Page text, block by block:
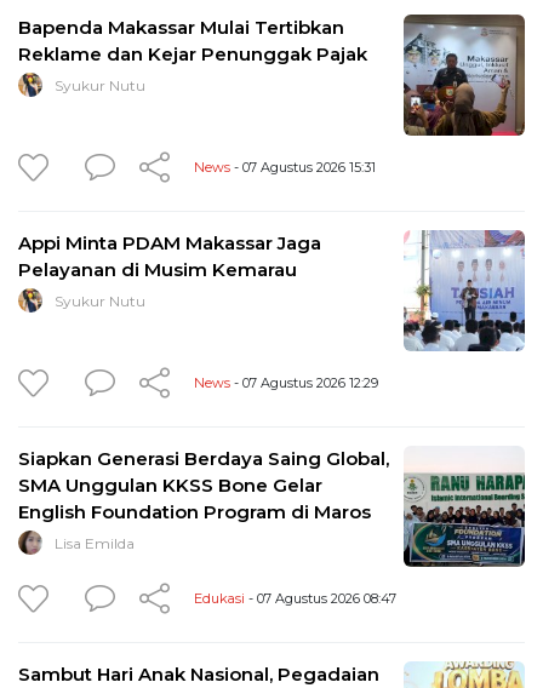
Bapenda Makassar Mulai Tertibkan
Reklame dan Kejar Penunggak Pajak
Syukur Nutu
News - 07 Agustus 2026 15:31
Appi Minta PDAM Makassar Jaga
Pelayanan di Musim Kemarau
Syukur Nutu
News - 07 Agustus 2026 12:29
Siapkan Generasi Berdaya Saing Global,
SMA Unggulan KKSS Bone Gelar
English Foundation Program di Maros
Lisa Emilda
Edukasi - 07 Agustus 2026 08:47
Sambut Hari Anak Nasional, Pegadaian